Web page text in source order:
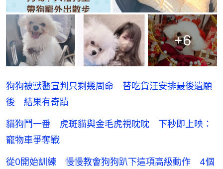
+6
狗狗被獸醫宣判只剩幾周命 替吃貨汪安排最後遺願
後 結果有奇蹟
貓狗鬥一番 虎斑貓與金毛虎視眈眈 下秒即上映：
寵物車爭奪戰
從0開始訓練 慢慢教會狗狗趴下這項高級動作 4個